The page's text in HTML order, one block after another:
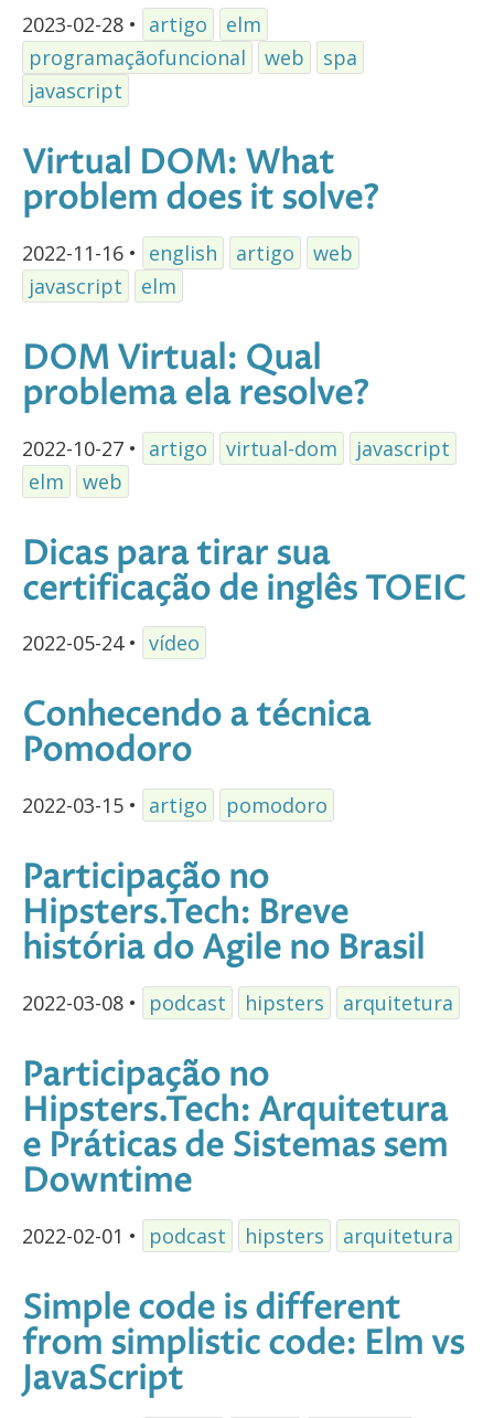
2023-02-28 • artigo
elm
programaçãofuncional
web
spa
javascript
Virtual DOM: What
problem does it solve?
2022-11-16 • english artigo
web
javascript
elm
DOM Virtual: Qual
problema ela resolve?
2022-10-27 • artigo virtual-dom
javascript
elm
web
Dicas para tirar sua
certificação de inglês TOEIC
2022-05-24 • vídeo
Conhecendo a técnica
Pomodoro
2022-03-15 • artigo pomodoro
Participação no
Hipsters.Tech: Breve
história do Agile no Brasil
2022-03-08 • podcast hipsters arquitetura
Participação no
Hipsters.Tech: Arquitetura
e Práticas de Sistemas sem
Downtime
2022-02-01 • podcast hipsters arquitetura
Simple code is different
from simplistic code: Elm vs
JavaScript